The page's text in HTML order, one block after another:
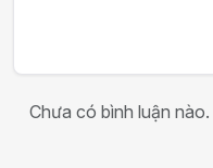
Chưa có bình luận